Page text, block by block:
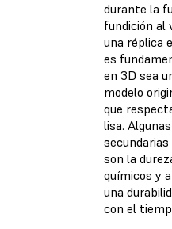
durante la
fundición al
una réplica
es
en 3D sea
modelo
que
lisa.
son la
químicos y
una
con el